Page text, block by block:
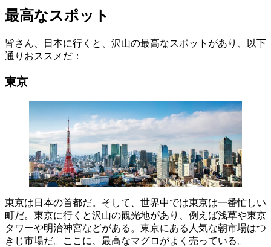
最高なスポット
皆さん、日本に行くと、沢山の最高なスポットがあり、以下
通りおススメだ：
東京
東京は日本の首都だ。そして、世界中では東京は一番忙しい
町だ。東京に行くと沢山の観光地があり、例えば浅草や東京
タワーや明治神宮などがある。東京にある人気な朝市場はつ
きじ市場だ。ここに、最高なマグロがよく売っている。